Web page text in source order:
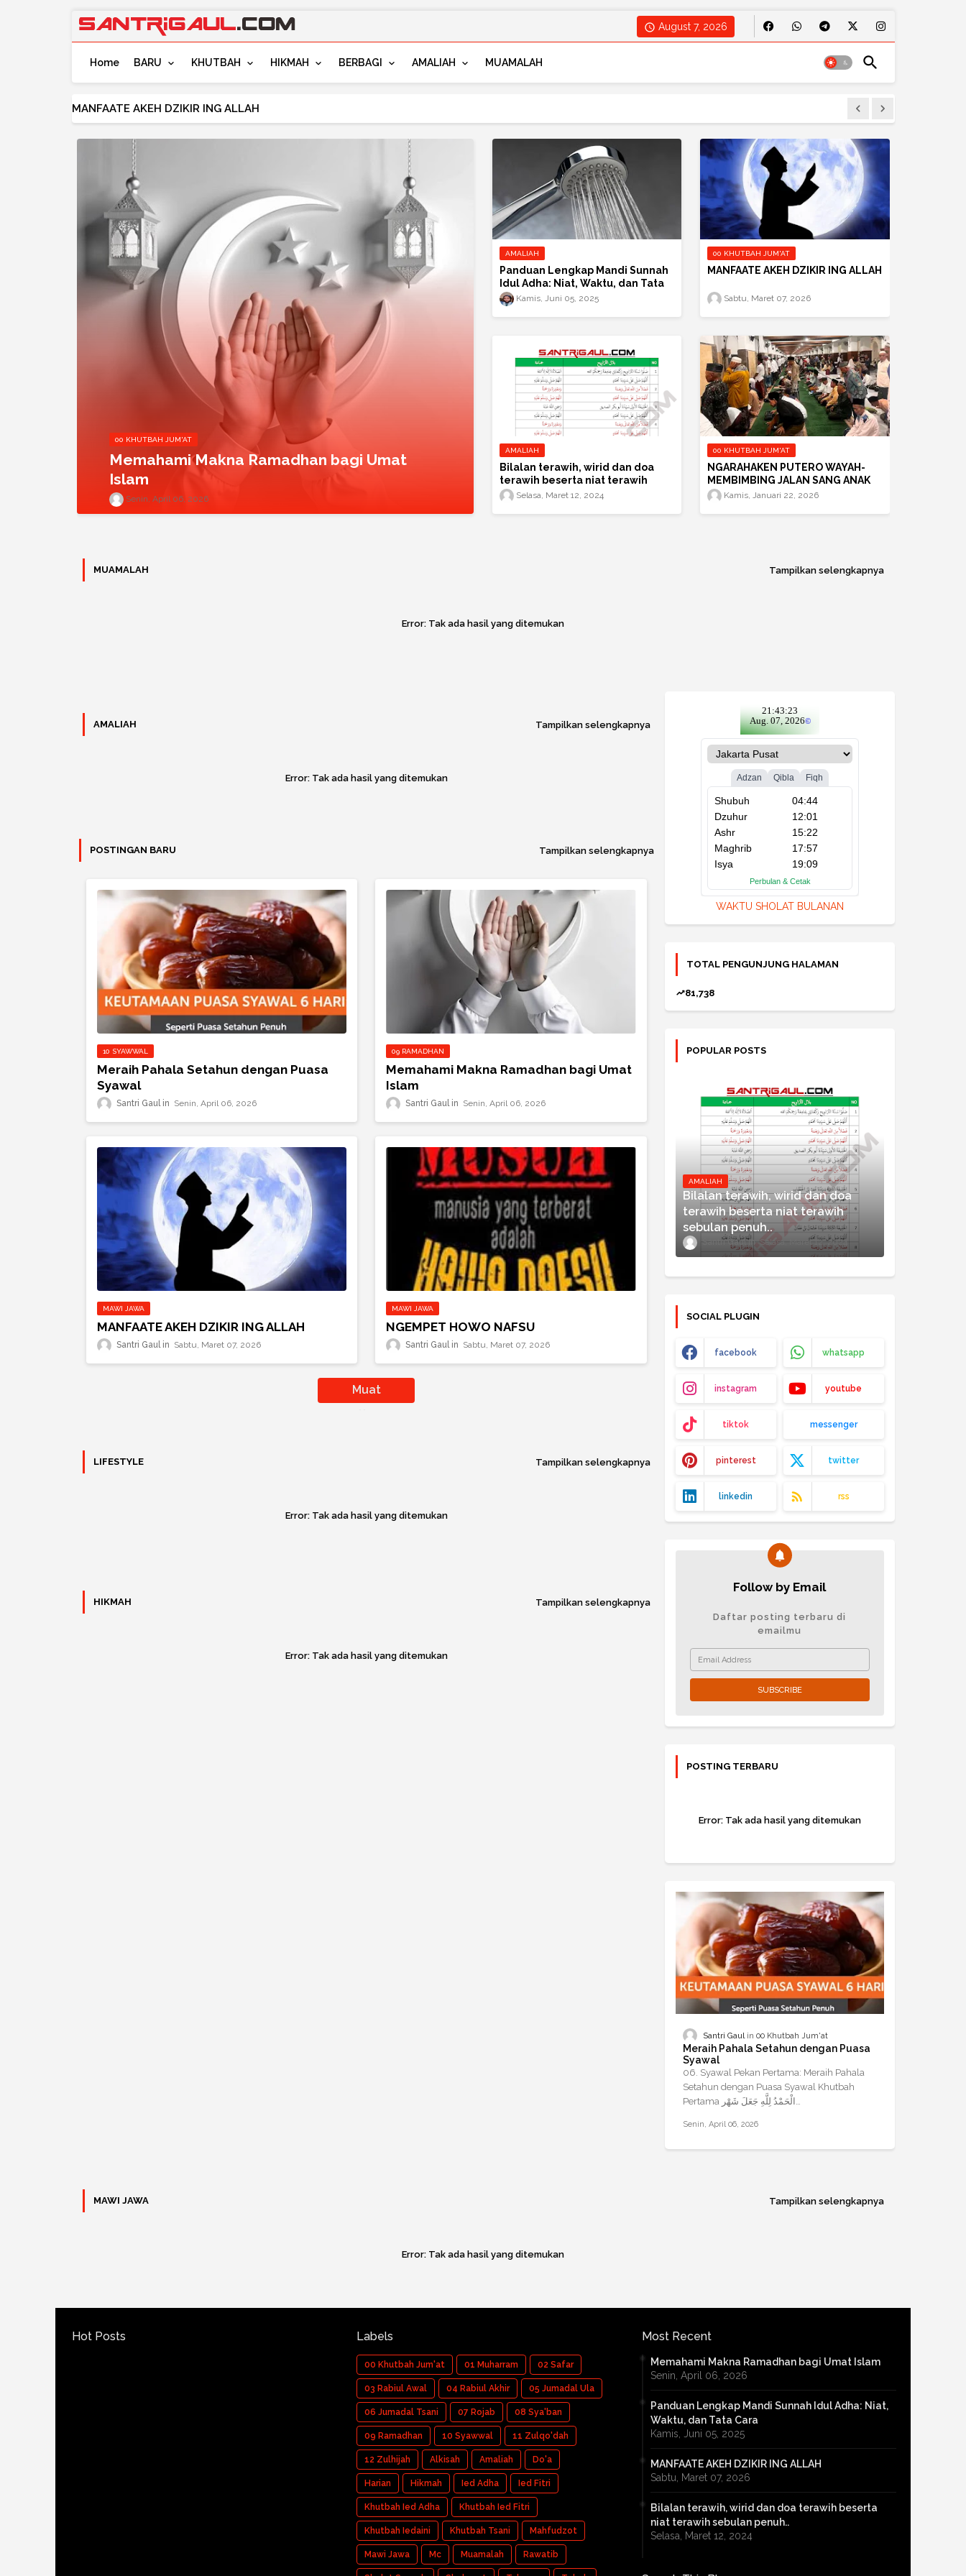
August 7, 2026
Home BARU KHUTBAH HIKMAH BERBAGI AMALIAH MUAMALAH
Bilalan terawih, wirid dan doa terawih beserta niat terawih sebulan penuh..
00 KHUTBAH JUM'AT
Memahami Makna Ramadhan bagi Umat
Islam
Senin, April 06, 2026
AMALIAH
Panduan Lengkap Mandi Sunnah
Idul Adha: Niat, Waktu, dan Tata
CaraKamis, Juni 05, 2025
00 KHUTBAH JUM'AT
MANFAATE AKEH DZIKIR ING ALLAH
Sabtu, Maret 07, 2026
AMALIAH
Bilalan terawih, wirid dan doa
terawih beserta niat terawih
sebulan penuh..
Selasa, Maret 12, 2024
00 KHUTBAH JUM'AT
NGARAHAKEN PUTERO WAYAH-
MEMBIMBING JALAN SANG ANAK
Kamis, Januari 22, 2026
MUAMALAH Tampilkan selengkapnya
Error: Tak ada hasil yang ditemukan
AMALIAH Tampilkan selengkapnya
Error:Tak ada hasil yang ditemukan
POSTINGAN BARU Tampilkan selengkapnya
10 SYAWWAL
Meraih Pahala Setahun dengan Puasa
Syawal
Santri Gaul Senin, April 06, 2026
09 RAMADHAN
Memahami Makna Ramadhan bagi Umat
Islam
Santri Gaul Senin, April 06, 2026
MAWI JAWA
MANFAATE AKEH DZIKIR ING ALLAH
Santri Gaul Sabtu, Maret 07, 2026
MAWI JAWA
NGEMPET HOWO NAFSU
Santri Gaul Sabtu, Maret 07, 2026
Muat
LIFESTYLE Tampilkan selengkapnya
Error:Tak ada hasil yang ditemukan
HIKMAH Tampilkan selengkapnya
Error:Tak ada hasil yang ditemukan
WAKTU SHOLAT BULANAN
TOTAL PENGUNJUNG HALAMAN
81,738
POPULAR POSTS
AMALIAH
Bilalan terawih, wirid dan doa
terawih beserta niat terawih
sebulan penuh..
Santri Gaul Selasa, Maret 12, 2024
SOCIAL PLUGIN
facebook whatsapp
instagram youtube
tiktok messenger
pinterest twitter
linkedin rss
Follow by Email
Daftar posting terbaru di
emailmu
POSTING TERBARU
Error:Tak ada hasil yang ditemukan
Santri Gaul 00 Khutbah Jum'at
Meraih Pahala Setahun dengan Puasa
Syawal
06. Syawal Pekan Pertama: Meraih Pahala
Setahun dengan Puasa Syawal Khutbah
Pertama الْحَمْدُ لِلَّهِ جَعَلَ شَهْر…
Senin, April 06, 2026
MAWI JAWA Tampilkan selengkapnya
Error: Tak ada hasil yang ditemukan
Hot Posts Labels
00 Khutbah Jum'at 01 Muharram 02 Safar
03 Rabiul Awal 04 Rabiul Akhir 05 Jumadal Ula
06 Jumadal Tsani 07 Rojab 08 Sya'ban
09 Ramadhan 10 Syawwal 11 Zulqo'dah
12 Zulhijah Alkisah Amaliah Do'a
Harian Hikmah Ied Adha Ied Fitri
Khutbah Ied Adha Khutbah Ied Fitri
Khutbah Iedaini Khutbah Tsani Mahfudzot
Mawi Jawa Mc Muamalah Rawatib
Most Recent
Memahami Makna Ramadhan bagi Umat Islam
Senin, April 06, 2026
Panduan Lengkap Mandi Sunnah Idul Adha: Niat,
Waktu, dan Tata Cara
Kamis, Juni 05, 2025
MANFAATE AKEH DZIKIR ING ALLAH
Sabtu, Maret 07, 2026
Bilalan terawih, wirid dan doa terawih beserta
niat terawih sebulan penuh..
Selasa, Maret 12, 2024